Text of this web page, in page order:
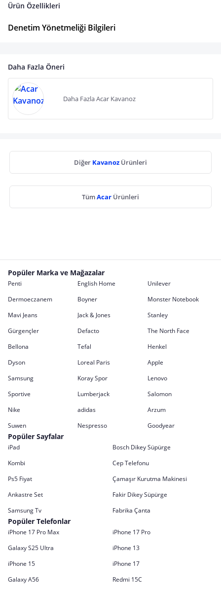
Ürün Özellikleri
Denetim Yönetmeliği Bilgileri
Daha Fazla Öneri
Daha Fazla Acar Kavanoz
Diğer Kavanoz Ürünleri
TümAcar Ürünleri
Popüler Marka ve Mağazalar
Penti English Home
Unilever
Dermoeczanem
Boyner
Monster Notebook
Mavi Jeans
Jack & Jones
Stanley
Gürgençler
Defacto
The North Face
Bellona
Tefal
Henkel
Dyson
Loreal Paris
Apple
Samsung
Koray Spor
Lenovo
Sportive
Lumberjack
Salomon
Nike
adidas
Arzum
Suwen
Nespresso Goodyear
Popüler Sayfalar
iPad
Bosch Dikey Süpürge
Kombi
Cep Telefonu
Ps5 Fiyat
Çamaşır Kurutma Makinesi
Ankastre Set
Fakir Dikey Süpürge
Samsung Tv
Fabrika Çanta
Popüler Telefonlar
iPhone 17 Pro Max
iPhone 17 Pro
Galaxy S25 Ultra
iPhone 13
iPhone 15
iPhone 17
Galaxy A56
Redmi 15C